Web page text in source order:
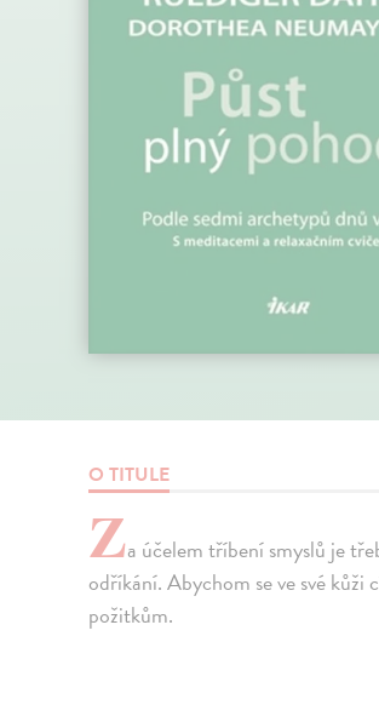
O TITULE
Za účelem tříbení smyslů je
odříkání. Abychom se ve své
požitkům.